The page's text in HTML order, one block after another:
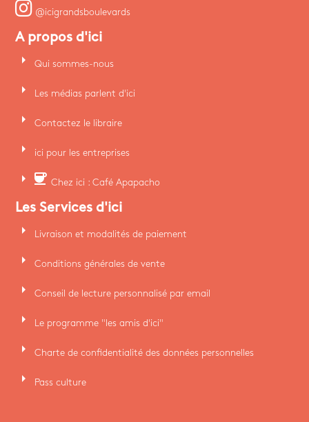
@icigrandsboulevards
A propos d'ici
arrow_right Qui sommes-nous
arrow_right Les médias parlent d'ici
arrow_right Contactez le libraire
arrow_right ici pour les entreprises
arrow_right coffee Chez ici : Café Apapacho
Les Services d'ici
arrow_right Livraison et modalités de paiement
arrow_right Conditions générales de vente
arrow_right Conseil de lecture personnalisé par email
arrow_right Le programme "les amis d'ici"
arrow_right Charte de confidentialité des données personnelles
arrow_right Pass culture